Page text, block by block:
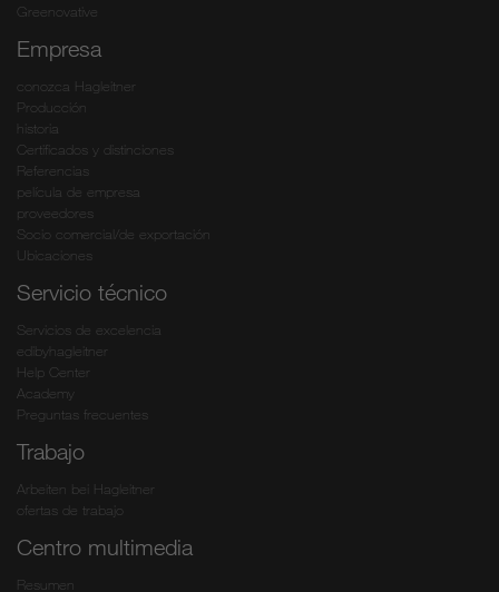
Greenovative
Empresa
conozca Hagleitner
Producción
historia
Certificados y distinciones
Referencias
película de empresa
proveedores
Socio comercial/de exportación
Ubicaciones
Servicio técnico
Servicios de excelencia
edibyhagleitner
Help Center
Academy
Preguntas frecuentes
Trabajo
Arbeiten bei Hagleitner
ofertas de trabajo
Centro multimedia
Resumen